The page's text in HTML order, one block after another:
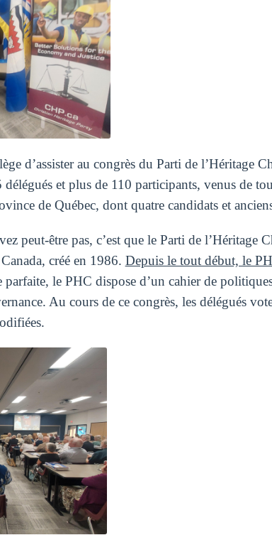
d’assister au congrès du Parti de l’Héritage
délégués et plus de 110 participants, venus de
de Québec, dont quatre candidats et
peut-être pas, c’est que le Parti de l’Héritage
créé en 1986. Depuis le tout début, le
le PHC dispose d’un cahier de
Au cours de ce congrès, les délégués